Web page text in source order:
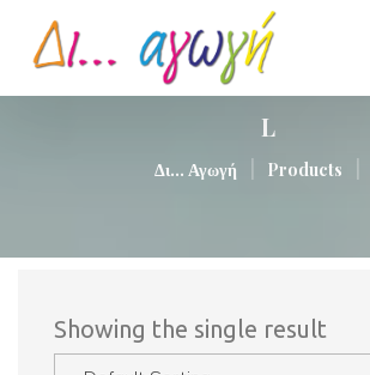
L
Δι... Αγωγή Product
Showing the single result